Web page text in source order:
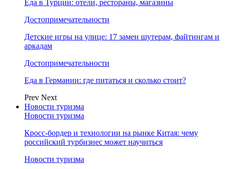
Еда в Турции: отели, рестораны, магазины
Достопримечательности
Детские игры на улице: 17 замен шутерам, файтингам и
аркадам
Достопримечательности
Еда в Германии: где питаться и сколько стоит?
Prev Next
Новости туризма
Новости туризма
Кросс-бордер и технологии на рынке Китая: чему
российский турбизнес может научиться
Новости туризма